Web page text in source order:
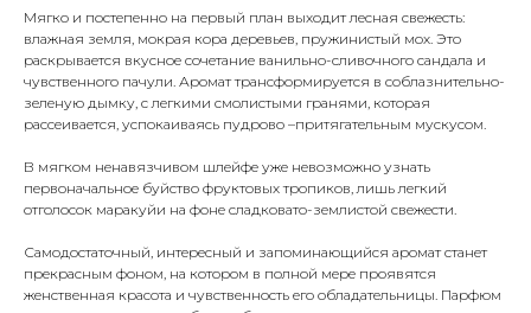
Мягко и постепенно на первый план выходит лесная свежесть:
влажная земля, мокрая кора деревьев, пружинистый мох. Это
раскрывается вкусное сочетание ванильно-сливочного сандала и
чувственного пачули. Аромат трансформируется в соблазнительно-
зеленую дымку, с легкими смолистыми гранями, которая
рассеивается, успокаиваясь пудрово –притягательным мускусом.
В мягком ненавязчивом шлейфе уже невозможно узнать
первоначальное буйство фруктовых тропиков, лишь легкий
отголосок маракуйи на фоне сладковато-землистой свежести.
Самодостаточный, интересный и запоминающийся аромат станет
прекрасным фоном, на котором в полной мере проявятся
женственная красота и чувственность его обладательницы. Парфюм